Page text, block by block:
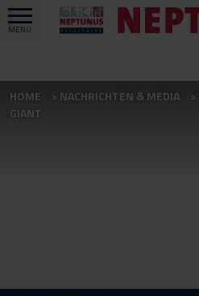
MENU
HOME NACHRICHTEN & MEDIA
GIANT